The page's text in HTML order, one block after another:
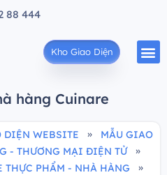
88 444
Kho Giao Diện
hàng Cuinare
DIỆN WEBSITE »
MẪU GIAO
- THƯƠNG MẠI ĐIỆN TỬ
»
PHẨM - NHÀ HÀNG
»